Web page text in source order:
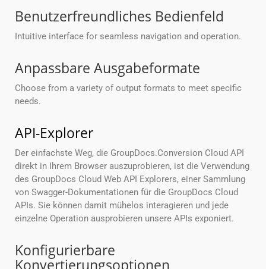
Benutzerfreundliches Bedienfeld
Intuitive interface for seamless navigation and operation.
Anpassbare Ausgabeformate
Choose from a variety of output formats to meet specific
needs.
API-Explorer
Der einfachste Weg, die GroupDocs.Conversion Cloud API
direkt in Ihrem Browser auszuprobieren, ist die Verwendung
des GroupDocs Cloud Web API Explorers, einer Sammlung
von Swagger-Dokumentationen für die GroupDocs Cloud
APIs. Sie können damit mühelos interagieren und jede
einzelne Operation ausprobieren unsere APIs exponiert.
Konfigurierbare
Konvertierungsoptionen